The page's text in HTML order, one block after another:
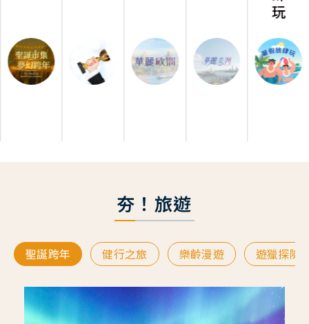
夯！旅遊
聖誕跨年 健行之旅 樂齡漫遊 遊獵探險